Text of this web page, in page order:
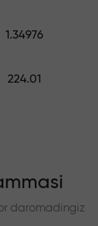
1.34976
224.01
daromadingiz